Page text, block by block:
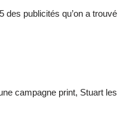
des publicités qu’on a trouvé
campagne print, Stuart les